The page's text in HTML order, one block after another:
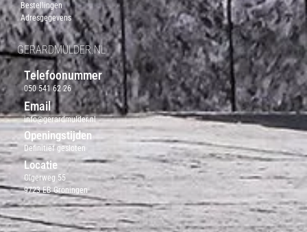
Bestellingen
Adresgegevens
GERARDMULDER.NL
Telefoonummer
050 541 62 26
Email
info@gerardmulder.nl
Openingstijden
Definitief gesloten
Locatie
Olgerweg 55
9723 EB Groningen